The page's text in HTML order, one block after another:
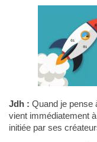
Jdh : Quand je pense
vient immédiatement
initiée par ses